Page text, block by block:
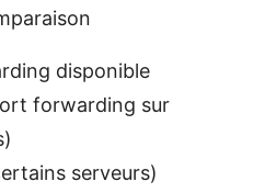
disponible
forwarding sur
serveurs)